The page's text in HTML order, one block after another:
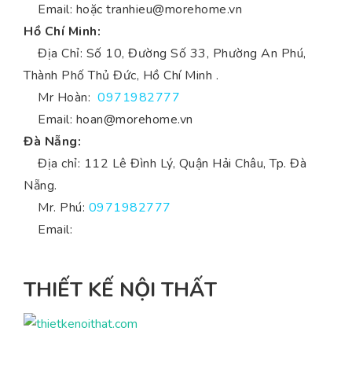
Email: hoặc tranhieu@morehome.vn
Hồ Chí Minh:
Địa Chỉ: Số 10, Đường Số 33, Phường An Phú,
Thành Phố Thủ Đức, Hồ Chí Minh .
Mr Hoàn: 0971982777
Email: hoan@morehome.vn
Đà Nẵng:
Địa chỉ: 112 Lê Đình Lý, Quận Hải Châu, Tp. Đà
Nẵng.
Mr. Phú: 0971982777
Email:
THIẾT KẾ NỘI THẤT